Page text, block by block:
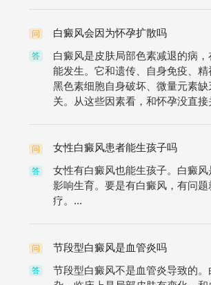
问 白癜风会因为怀孕扩散吗
答
白癜风是皮肤局部色素减退的病
能发生。它和遗传、自身免疫、精
黑色素细胞自身破坏、微量元素
关。从这些因素看，和怀孕没直接
问 女性白癜风患者能生孩子吗
答
女性有白癜风也能生孩子。白癜
影响生育。要是有白癜风，有问
疗。...
问 节段型白癜风是血管炎吗
答
节段型白癜风不是血管炎导致的。